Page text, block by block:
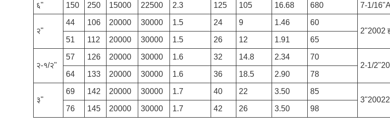
६" 150 250 15000 22500 2.3 125 105 16.68 680 7-1/
२"
44 106 20000 30000 1.5 24 9 1.46
60
2"2002
51
112 20000 30000 1.5 26 12 1.91 65
२-१/२"
57 126 20000 30000 1.6 32 14.8 2.34
70
2-1/
64
133 20000 30000 1.6 36 18.5 2.90 78
३"
69 142 20000 30000 1.7 40 22 3.50
85
3"20022
76
145 20000 30000 1.7 42 26 3.50 98